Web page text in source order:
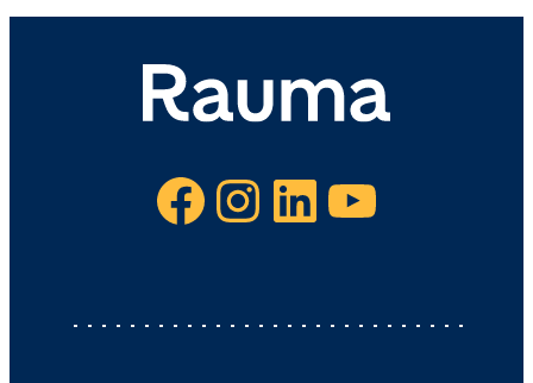
Facebook Instagram LinkedIn YouTube